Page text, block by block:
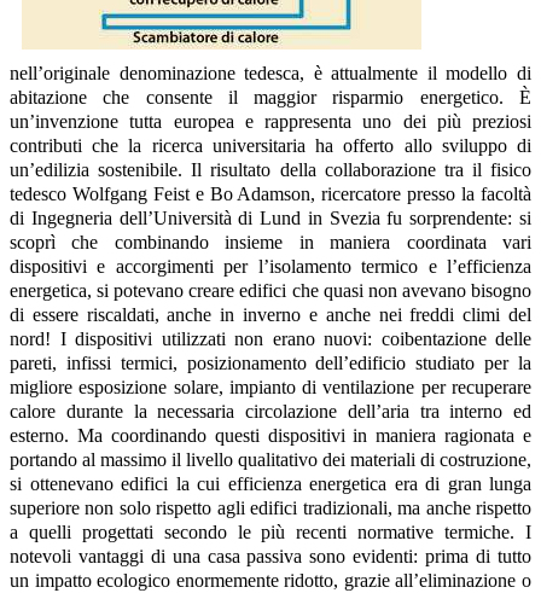
nell’originale denominazione tedesca, è attualmente il modello di
abitazione che consente il maggior risparmio energetico. È
un’invenzione tutta europea e rappresenta uno dei più preziosi
contributi che la ricerca universitaria ha offerto allo sviluppo di
un’edilizia sostenibile. Il risultato della collaborazione tra il fisico
tedesco Wolfgang Feist e Bo Adamson, ricercatore presso la facoltà
di Ingegneria dell’Università di Lund in Svezia fu sorprendente: si
scoprì che combinando insieme in maniera coordinata vari
dispositivi e accorgimenti per l’isolamento termico e l’efficienza
energetica, si potevano creare edifici che quasi non avevano bisogno
di essere riscaldati, anche in inverno e anche nei freddi climi del
nord! I dispositivi utilizzati non erano nuovi: coibentazione delle
pareti, infissi termici, posizionamento dell’edificio studiato per la
migliore esposizione solare, impianto di ventilazione per recuperare
calore durante la necessaria circolazione dell’aria tra interno ed
esterno. Ma coordinando questi dispositivi in maniera ragionata e
portando al massimo il livello qualitativo dei materiali di costruzione,
si ottenevano edifici la cui efficienza energetica era di gran lunga
superiore non solo rispetto agli edifici tradizionali, ma anche rispetto
a quelli progettati secondo le più recenti normative termiche. I
notevoli vantaggi di una casa passiva sono evidenti: prima di tutto
un impatto ecologico enormemente ridotto, grazie all’eliminazione o